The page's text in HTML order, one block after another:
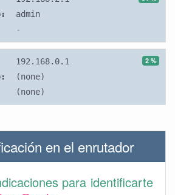
admin
-
2 %
192.168.0.1
(none)
(none)
en el enrutador
para identificarte